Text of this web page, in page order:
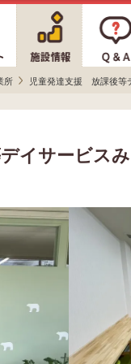
所 児童発達支援 放課後等
イサービスみ